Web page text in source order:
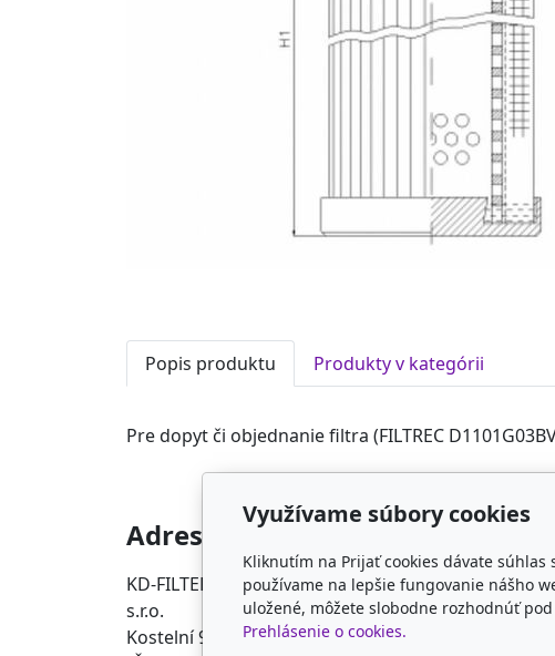
Popis produktu Produkty v kategórii
Pre dopyt či objednanie filtra (FILTREC
Adresa
KD-FILTER, Průmyslová filtrace
s.r.o.
Kostelní 988, 76824 Hulín
Kontakt
+420 571 118
Využívame súbory cookies
Kliknutím na Prijať cookies dávate
používame na lepšie fungovanie nášho
uložené, môžete slobodne rozhodnúť
Prehlásenie o cookies.